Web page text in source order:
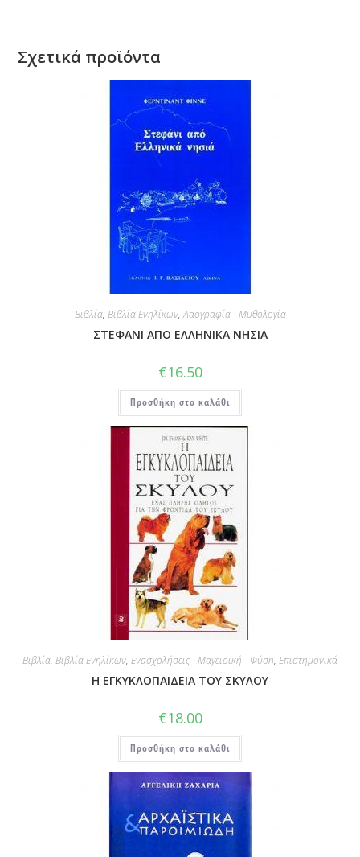
Σχετικά προϊόντα
Βιβλία, Βιβλία Ενηλίκων,Λαογραφία - Μυθολογία
ΣΤΕΦΑΝΙ ΑΠΟ ΕΛΛΗΝΙΚΑ ΝΗΣΙΑ
€16.50
Προσθήκη στο καλάθι
Βιβλία, Βιβλία Ενηλίκων, Ενασχολήσεις - Μαγειρική - Φύση, Επιστημονικά
Η ΕΓΚΥΚΛΟΠΑΙΔΕΙΑ ΤΟΥ ΣΚΥΛΟΥ
€18.00
Προσθήκη στο καλάθι